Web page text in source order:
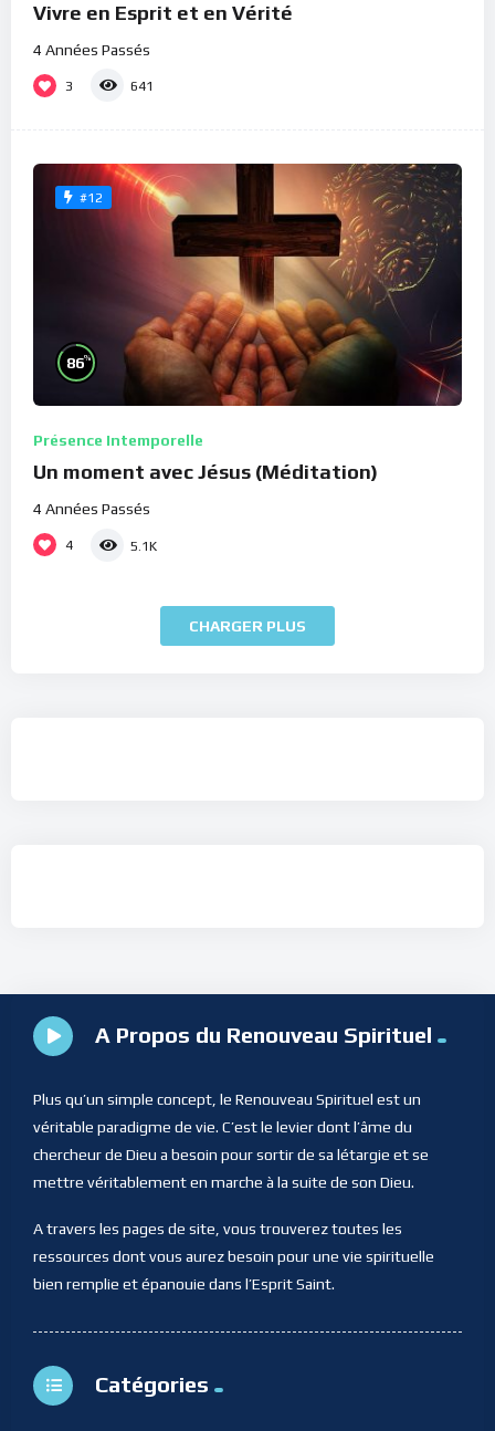
Vivre en Esprit et en Vérité
4 Années Passés
3 641
#12
86%
Présence Intemporelle
Un moment avec Jésus (Méditation)
4 Années Passés
4 5.1K
CHARGER PLUS
A Propos du Renouveau Spirituel
Plus qu’un simple concept, le Renouveau Spirituel est un
véritable paradigme de vie. C’est le levier dont l’âme du
chercheur de Dieu a besoin pour sortir de sa létargie et se
mettre véritablement en marche à la suite de son Dieu.
A travers les pages de site, vous trouverez toutes les
ressources dont vous aurez besoin pour une vie spirituelle
bien remplie et épanouie dans l’Esprit Saint.
Catégories